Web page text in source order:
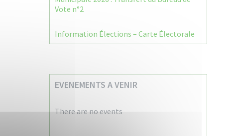
Vote n°2
Information Élections – Carte Électorale
EVENEMENTS A VENIR
There are no events